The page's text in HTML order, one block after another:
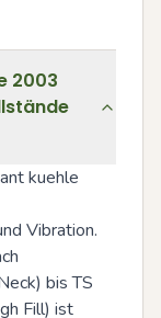
2003
kuehle
Vibration.
bis TS
Fill) ist